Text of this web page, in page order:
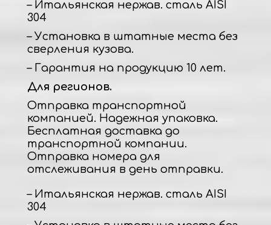
– Итальянская нержав. сталь AISI
304
– Установка в штатные места без
сверления кузова.
– Гарантия на продукцию 10 лет.
Для регионов.
Отправка транспортной
компанией. Надежная упаковка.
Бесплатная доставка до
транспортной компании.
Отправка номера для
отслеживания в день отправки.
– Итальянская нержав. сталь AISI
304